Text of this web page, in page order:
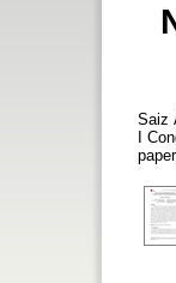
Saiz
I